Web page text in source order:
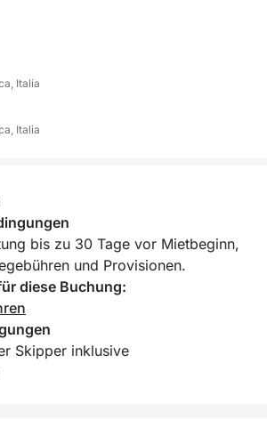
Italia
Italia
bis zu 30 Tage vor Mietbeginn,
und Provisionen.
diese Buchung:
Skipper inklusive